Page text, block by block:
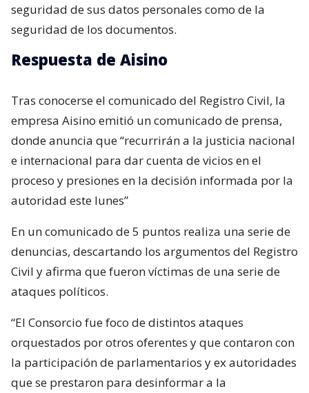
seguridad de sus datos personales como de la
seguridad de los documentos.
Respuesta de Aisino
Tras conocerse el comunicado del Registro Civil, la
empresa Aisino emitió un comunicado de prensa,
donde anuncia que “recurrirán a la justicia nacional
e internacional para dar cuenta de vicios en el
proceso y presiones en la decisión informada por la
autoridad este lunes”
En un comunicado de 5 puntos realiza una serie de
denuncias, descartando los argumentos del Registro
Civil y afirma que fueron víctimas de una serie de
ataques políticos.
“El Consorcio fue foco de distintos ataques
orquestados por otros oferentes y que contaron con
la participación de parlamentarios y ex autoridades
que se prestaron para desinformar a la